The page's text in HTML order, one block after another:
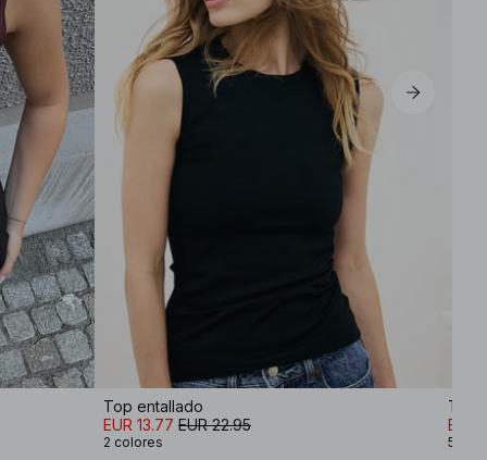
Top entallado
EUR 13.77 EUR 22.95
2 colores
Top
EUR
5